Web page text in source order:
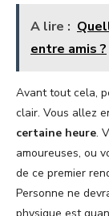
A lire :
entre amis ?
Avant tout cela,
clair. Vous allez
certaine heure.
amoureuses, ou
de ce premier
Personne ne